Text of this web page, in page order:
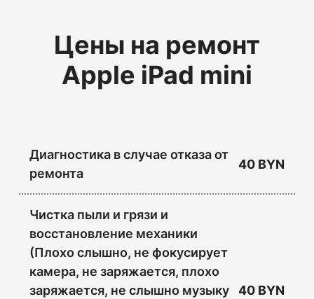
Цены на ремонт
Apple iPad mini
Диагностика в случае отказа от
ремонта
40 BYN
Чистка пыли и грязи и
восстановление механики
(Плохо слышно, не фокусирует
камера, не заряжается, плохо
заряжается, не слышно музыку
40 BYN